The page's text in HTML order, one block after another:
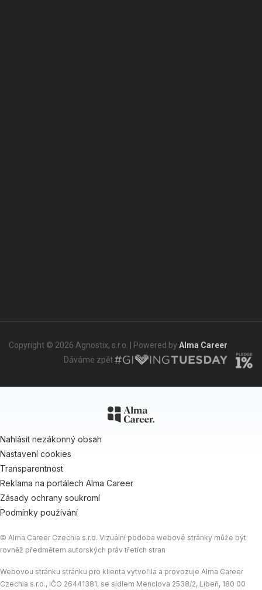
Copyright © 2026 Agnostix, s.r.o. | Powered by Alma Career
Dáváme zpět
Nahlásit nezákonný obsah
Nastavení cookies
Transparentnost
Reklama na portálech Alma Career
Zásady ochrany soukromí
Podmínky používání
© Alma Career Czechia s.r.o. Vizuální podoba webové stránky může být
rovněž předmětem autorských práv třetích stran
Webovou stránku stránku pro klienta vytvořila a provozuje Alma Career
Czechia s.r.o., IČO 26441381, se sídlem Menclova 2538/2, Libeň, 180 00